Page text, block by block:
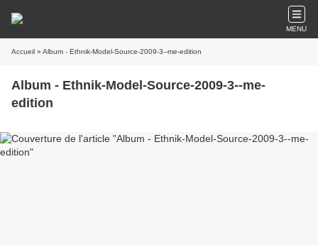
MENU
Accueil » Album - Ethnik-Model-Source-2009-3--me-edition
Album - Ethnik-Model-Source-2009-3--me-
edition